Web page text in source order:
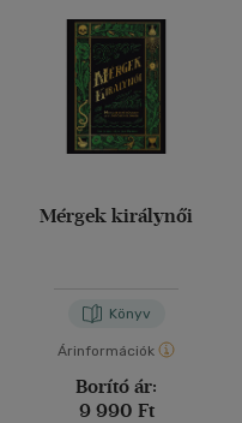
Mérgek királynői
Könyv
Árinformációk
Borító ár:
9 990 Ft